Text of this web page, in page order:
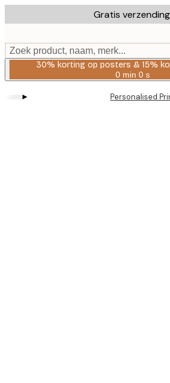
to
content.
Gratis
Zoek product, naam, merk...
30% korting op posters & 15%
0 min 0 s
Geldig
2026-
▸ Personalised